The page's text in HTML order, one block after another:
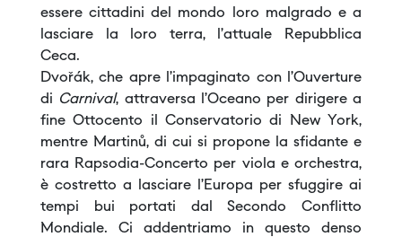
essere cittadini del mondo loro malgrado e a
lasciare la loro terra, l’attuale Repubblica
Ceca.
Dvořák, che apre l’impaginato con l’Ouverture
di Carnival, attraversa l’Oceano per dirigere a
fine Ottocento il Conservatorio di New York,
mentre Martinů, di cui si propone la sfidante e
rara Rapsodia-Concerto per viola e orchestra,
è costretto a lasciare l’Europa per sfuggire ai
tempi bui portati dal Secondo Conflitto
Mondiale. Ci addentriamo in questo denso